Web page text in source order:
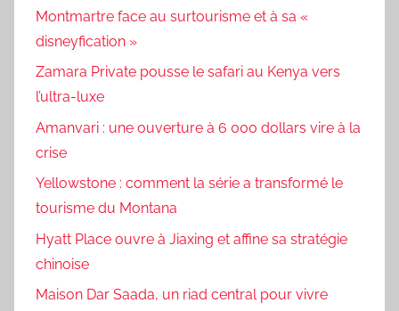
Montmartre face au surtourisme et à sa «
disneyfication »
Zamara Private pousse le safari au Kenya vers
l’ultra-luxe
Amanvari : une ouverture à 6 000 dollars vire à la
crise
Yellowstone : comment la série a transformé le
tourisme du Montana
Hyatt Place ouvre à Jiaxing et affine sa stratégie
chinoise
Maison Dar Saada, un riad central pour vivre